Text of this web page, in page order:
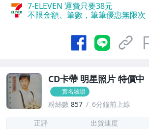
7-ELEVEN 運費只要38元
不限金額、筆數，筆筆優惠無限次
CD卡帶 明星照片 特價中
實名驗證
粉絲數 857 6分鐘前上線
正評 出貨速度